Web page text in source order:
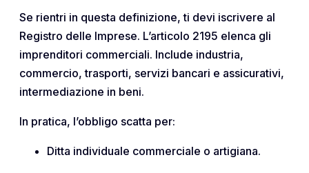
Se rientri in questa definizione, ti devi iscrivere al
Registro delle Imprese. L’articolo 2195 elenca gli
imprenditori commerciali. Include industria,
commercio, trasporti, servizi bancari e assicurativi,
intermediazione in beni.
In pratica, l’obbligo scatta per:
Ditta individuale commerciale o artigiana.